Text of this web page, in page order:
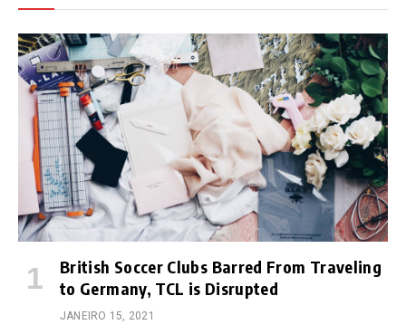
British Soccer Clubs Barred From Traveling
to Germany, TCL is Disrupted
JANEIRO 15, 2021